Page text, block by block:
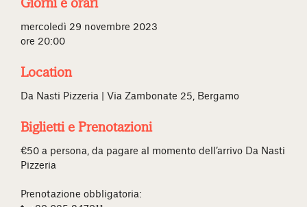
mercoledì 29 novembre 2023
ore 20:00
Location
Da Nasti Pizzeria | Via Zambonate 25, Bergamo
Biglietti e Prenotazioni
€50 a persona, da pagare al momento dell’arrivo Da Nasti
Pizzeria
Prenotazione obbligatoria: